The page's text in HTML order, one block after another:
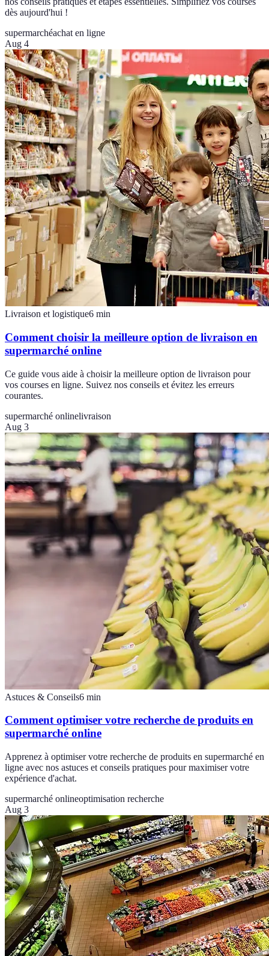
dès aujourd'hui !
supermarchéachat en ligne
Aug 4
Livraison et logistique6 min
Comment choisir la meilleure option de livraison en
supermarché online
Ce guide vous aide à choisir la meilleure option de livraison pour
vos courses en ligne. Suivez nos conseils et évitez les erreurs
courantes.
supermarché onlinelivraison
Aug 3
Astuces & Conseils6 min
Comment optimiser votre recherche de produits en
supermarché online
Apprenez à optimiser votre recherche de produits en supermarché en
ligne avec nos astuces et conseils pratiques pour maximiser votre
expérience d'achat.
supermarché onlineoptimisation recherche
Aug 3